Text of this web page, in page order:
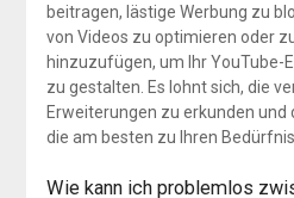
beitragen, lästige Werbung zu
von Videos zu optimieren oder
hinzuzufügen, um Ihr YouTube-
zu gestalten. Es lohnt sich, die
Erweiterungen zu erkunden und
die am besten zu Ihren
Wie kann ich problemlos